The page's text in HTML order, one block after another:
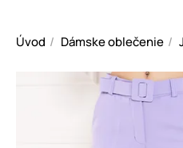
Úvod Dámske oblečenie